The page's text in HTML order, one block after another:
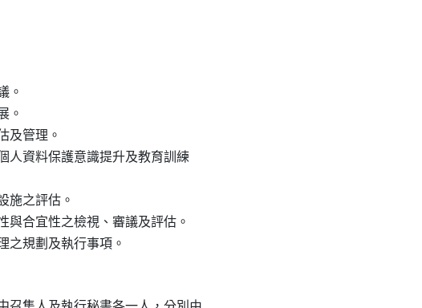
。
。
及管理。
人資料保護意識提升及教育訓練
施之評估。
與合宜性之檢視、審議及評估。